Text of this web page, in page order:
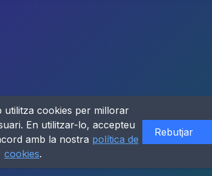
utilitza cookies per millorar
En utilitzar-lo, accepteu
amb la nostra política de
cookies.
Rebutjar